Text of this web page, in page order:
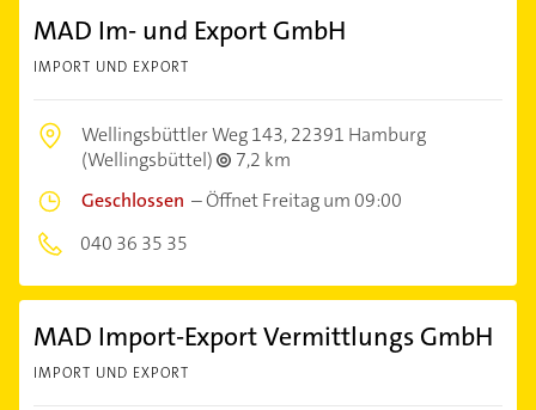
MAD Im- und Export GmbH
IMPORT UND EXPORT
Wellingsbüttler Weg 143,22391 Hamburg
(Wellingsbüttel)
7,2 km
Geschlossen –Öffnet Freitag um 09:00
040 36 35 35
MAD Import-Export Vermittlungs GmbH
IMPORT UND EXPORT